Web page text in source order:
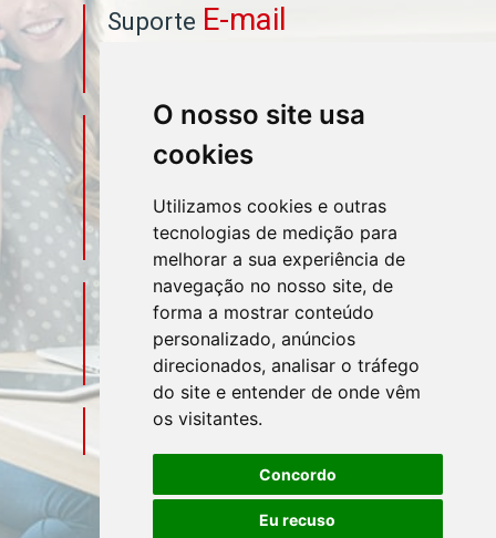
O nosso site usa
cookies
Utilizamos cookies e outras
tecnologias de medição para
melhorar a sua experiência de
navegação no nosso site, de
forma a mostrar conteúdo
personalizado, anúncios
direcionados, analisar o tráfego
do site e entender de onde vêm
os visitantes.
Concordo
Eu recuso
Suporte E-mail
ContatoTelefone
(11) 95580-4449
RedesSociais
Mapa do Escritório